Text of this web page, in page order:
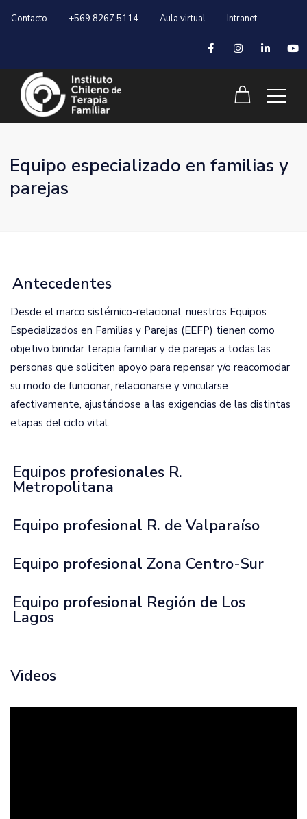
Contacto +569 8267 5114 Aula virtual Intranet
Equipo especializado en familias y
parejas
Antecedentes
Desde el marco sistémico-relacional, nuestros Equipos
Especializados en Familias y Parejas (EEFP) tienen como
objetivo brindar terapia familiar y de parejas a todas las
personas que soliciten apoyo para repensar y/o reacomodar
su modo de funcionar, relacionarse y vincularse
afectivamente, ajustándose a las exigencias de las distintas
etapas del ciclo vital.
Equipos profesionales R.
Metropolitana
Equipo profesional R. de Valparaíso
Equipo profesional Zona Centro-Sur
Equipo profesional Región de Los
Lagos
Videos